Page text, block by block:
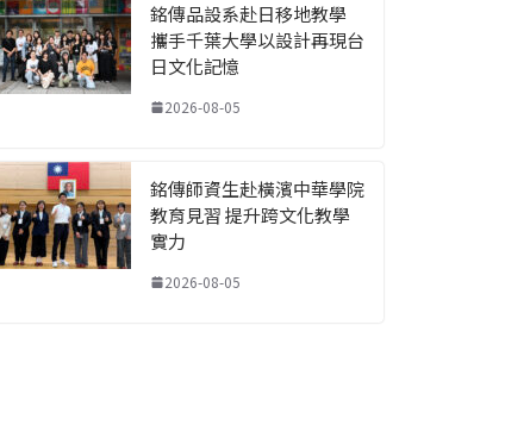
銘傳品設系赴日移地教學
攜手千葉大學以設計再現台
日文化記憶
2026-08-05
銘傳師資生赴橫濱中華學院
教育見習 提升跨文化教學
實力
2026-08-05